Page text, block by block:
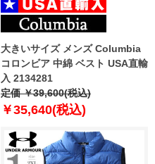
大きいサイズ メンズ Columbia
コロンビア 中綿 ベスト USA直輸
入 2134281
定価 ￥39,600(税込)
￥35,640(税込)